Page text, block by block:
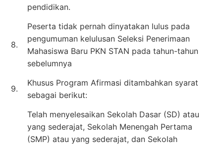
pendidikan.
8.
Peserta tidak pernah dinyatakan lulus pada
pengumuman kelulusan Seleksi Penerimaan
Mahasiswa Baru PKN STAN pada tahun-tahun
sebelumnya
9.
Khusus Program Afirmasi ditambahkan syarat
sebagai berikut:
Telah menyelesaikan Sekolah Dasar (SD) atau
yang sederajat, Sekolah Menengah Pertama
(SMP) atau yang sederajat, dan Sekolah